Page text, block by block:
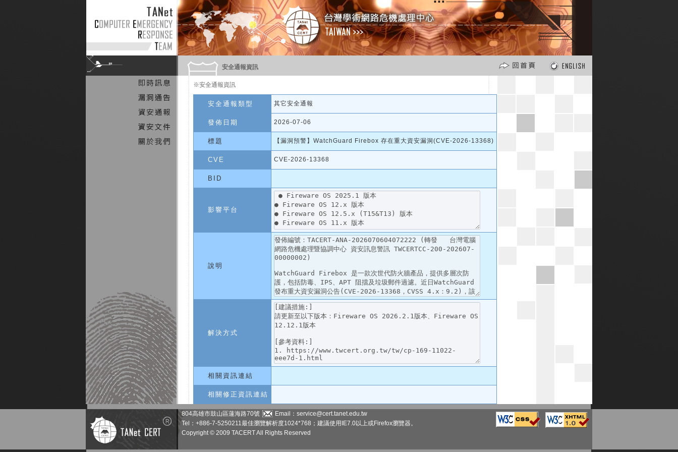
安全通報資訊
※安全通報資訊
安全通報類型 其它安全通報
發佈日期 2026-07-06
標題 【漏洞預警】WatchGuard Firebox 存在重大資安漏洞(CVE-2026-13368)
CVE CVE-2026-13368
BID
影響平台
說明
解決方式
相關資訊連結
相關修正資訊連結
804高雄市鼓山區蓮海路70號
Email：service@cert.tanet.edu.tw
Tel：+886-7-5250211最佳瀏覽解析度1024*768；建議使用IE7.0以上或Firefox瀏覽器。
Copyright © 2009 TACERT All Rights Reserved